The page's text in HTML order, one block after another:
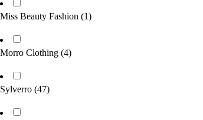
Miss Beauty Fashion (1)
Morro Clothing (4)
Sylverro (47)